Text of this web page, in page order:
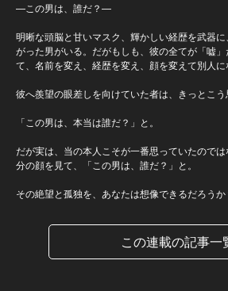
—この男は、誰だ？—
明晰な頭脳と甘いマスク、輝かしい経歴を武器
がった男がいる。だがもしも、彼の全てが「嘘
て、名前を変え、経歴を変え、顔を変えて別人
彼へ羨望の眼差しを向けていた者は、きっとこう
「この男は、本当は誰だ？」と。
だが実は、当の本人こそが一番思っていたので
分の顔を見て、「この男は、誰だ？」と。
その絶望と孤独を、あなたは想像できるだろうか
この連載の記事一